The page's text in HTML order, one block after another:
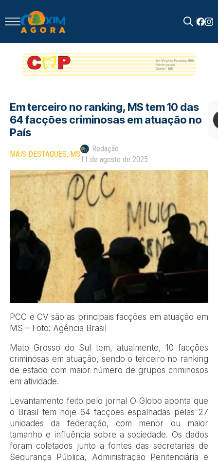
for:
Em terceiro no ranking, MS tem 10 das
64 facções criminosas em atuação no
País
MAIS DESTAQUES MS
Redação
11 de agosto de 2025
PCC e CV são as principais facções em atuação em
MS – Foto: Agência Brasil
Mato Grosso do Sul tem, atualmente, 10 facções
criminosas em atuação, sendo o terceiro no ranking
de estado com maior número de grupos criminosos
em atividade.
Levantamento feito pelo jornal O Globo aponta que
o Brasil tem hoje 64 facções espalhadas pelas 27
unidades da federação, com menor ou maior
tamanho e influência sobre a sociedade. Os dados
foram coletados junto a fontes das secretarias de
Segurança Pública, Administração Penitenciária e